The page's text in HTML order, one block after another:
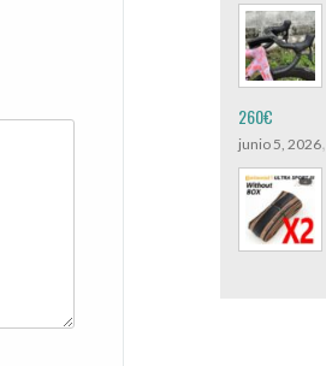
260€
junio 5, 2026,